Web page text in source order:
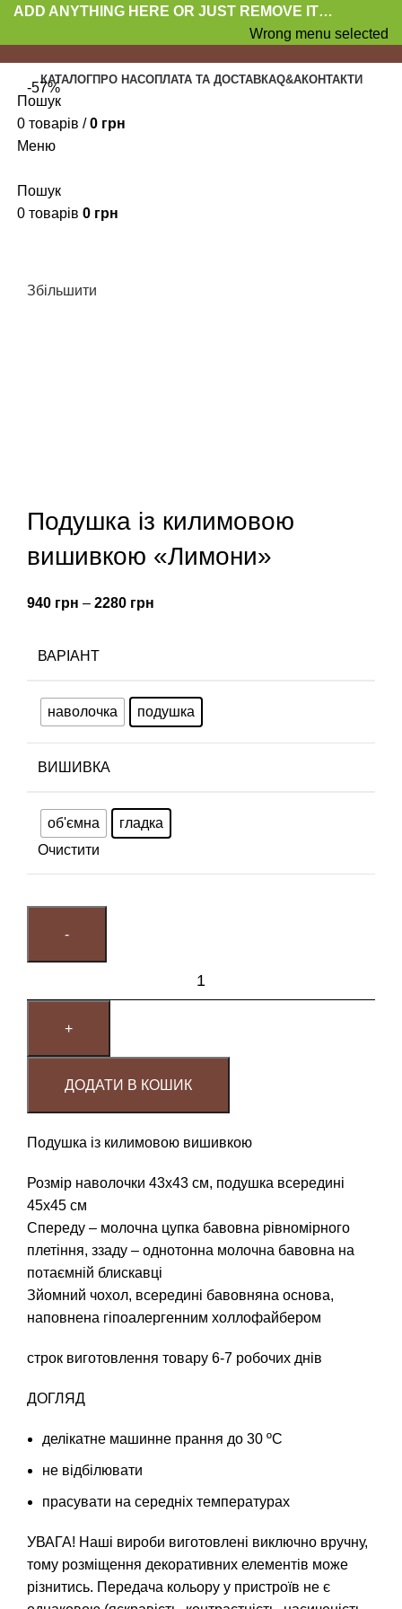
ADD ANYTHING HERE OR JUST REMOVE IT…
Wrong menu selected
КАТАЛОГПРО НАСОПЛАТА ТА ДОСТАВКАQ&AКОНТАКТИ
Пошук
0 товарів / 0 грн
Меню
Пошук
0 товарів 0 грн
-57%
Збільшити
Подушка із килимовою
вишивкою «Лимони»
940 грн – 2280 грн
ВАРІАНТ
наволочка подушка
ВИШИВКА
об'ємна
гладка
Очистити
ДОДАТИ В КОШИК
Подушка із килимовою вишивкою
Розмір наволочки 43х43 см, подушка всередині
45х45 см
Спереду – молочна цупка бавовна рівномірного
плетіння, ззаду – однотонна молочна бавовна на
потаємній блискавці
Зйомний чохол, всередині бавовняна основа,
наповнена гіпоалергенним холлофайбером
строк виготовлення товару 6-7 робочих днів
ДОГЛЯД
делікатне машинне прання до 30 ºC
не відбілювати
прасувати на середніх температурах
УВАГА! Наші вироби виготовлені виключно вручну,
тому розміщення декоративних елементів може
різнитись. Передача кольору у пристроїв не є